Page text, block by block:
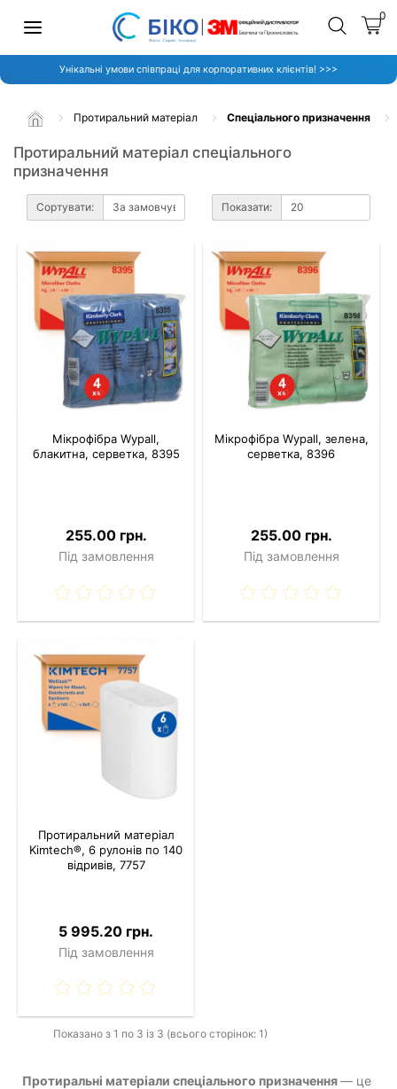
0
Унікальні умови співпраці для корпоративних клієнтів! >>>
Протиральний матеріал Спеціального призначення
Протиральний матеріал спеціального
призначення
Сортувати: Показати:
Мікрофібра Wypall,
блакитна, серветка, 8395
255.00 грн.
Під замовлення
Мікрофібра Wypall, зелена,
серветка, 8396
255.00 грн.
Під замовлення
Протиральний матеріал
Kimtech®, 6 рулонів по 140
відривів, 7757
5 995.20 грн.
Під замовлення
Показано з 1 по 3 із 3 (всього сторінок: 1)
Протиральні матеріали спеціального призначення— це